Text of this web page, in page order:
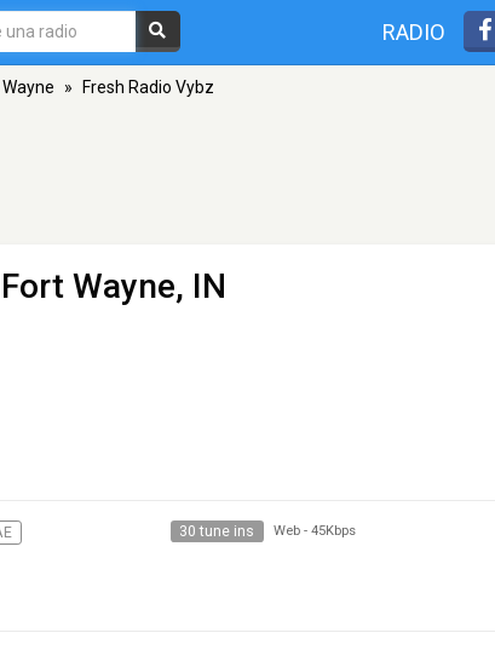
RADIO
Wayne » Fresh Radio Vybz
Wayne, IN
30 tune ins Web - 45Kbps